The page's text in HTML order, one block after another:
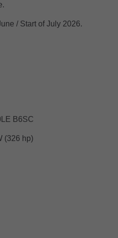
/ Start of July 2026.
B6SC
(326 hp)